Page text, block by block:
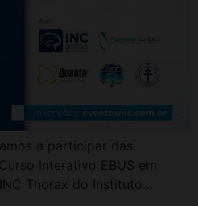
a participar das
Interativo EBUS em
Thorax do Instituto…